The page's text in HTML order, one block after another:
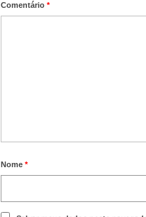
Comentário *
Nome *